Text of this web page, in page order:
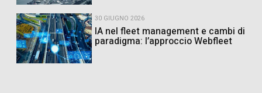
30 GIUGNO 2026
IA nel fleet management e cambi di
paradigma: l’approccio Webfleet